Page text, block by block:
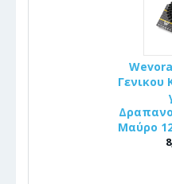
Γενικου
Μαύρο